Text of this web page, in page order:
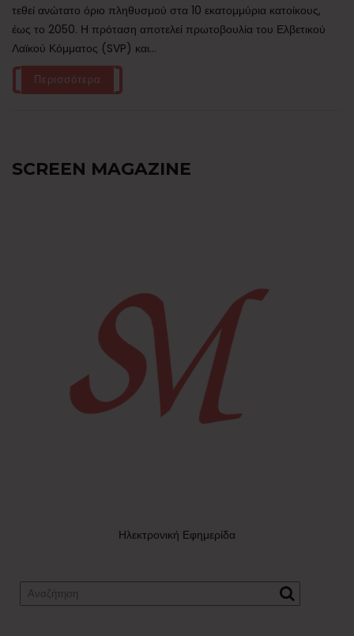
τεθεί ανώτατο όριο πληθυσμού στα 10 εκατομμύρια κατοίκους,
έως το 2050. Η πρόταση αποτελεί πρωτοβουλία του Ελβετικού
Λαϊκού Κόμματος (SVP) και...
Περισσότερα
SCREEN MAGAZINE
Ηλεκτρονική Εφημερίδα